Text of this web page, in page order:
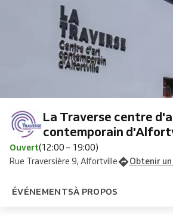
La Traverse centre
contemporain
Ouvert(12:00 – 19:00)
Rue Traversière 9, Alfortville
Obtenir
ÉVÉNEMENTSÀ PROPOS